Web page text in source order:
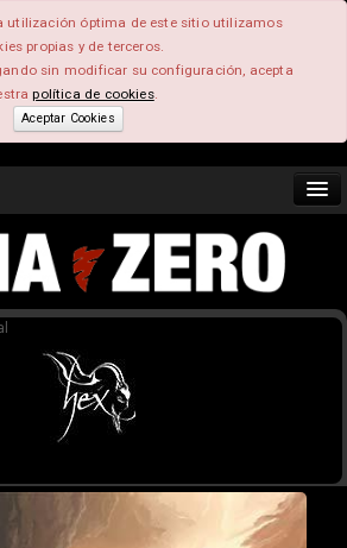
utilización óptima de este sitio utilizamos
propias y de terceros.
sin modificar su configuración, acepta
política de cookies.
Aceptar Cookies